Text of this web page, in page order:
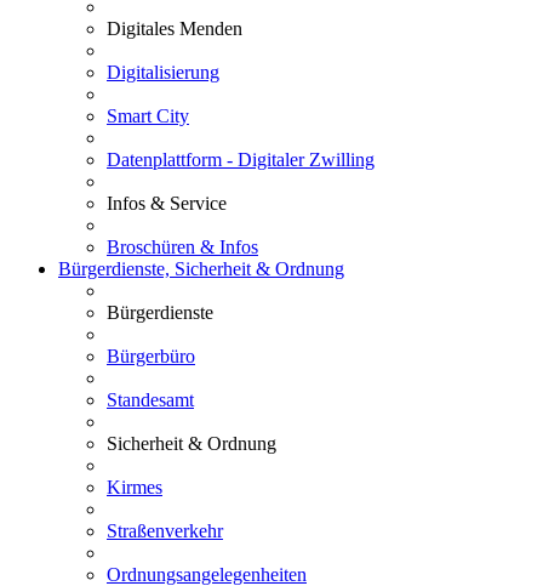
Digitales Menden
Digitalisierung
Smart City
Datenplattform - Digitaler Zwilling
Infos & Service
Broschüren & Infos
Bürgerdienste, Sicherheit & Ordnung
Bürgerdienste
Bürgerbüro
Standesamt
Sicherheit & Ordnung
Kirmes
Straßenverkehr
Ordnungsangelegenheiten